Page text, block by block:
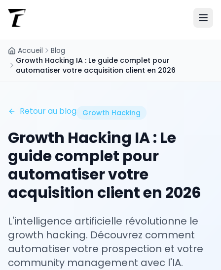
Accueil
Blog
Growth Hacking IA : Le guide complet pour
automatiser votre acquisition client en 2026
Retour au blog Growth Hacking
Growth Hacking IA : Le
guide complet pour
automatiser votre
acquisition client en 2026
L'intelligence artificielle révolutionne le
growth hacking. Découvrez comment
automatiser votre prospection et votre
community management avec l'IA.